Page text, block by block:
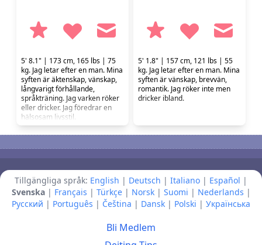
5' 8.1" | 173 cm, 165 lbs | 75
kg. Jag letar efter en man. Mina
syften är äktenskap, vänskap,
långvarigt förhållande,
språkträning. Jag varken röker
eller dricker. Jag föredrar en
hälsosam livsstil.
5' 1.8" | 157 cm, 121 lbs | 55
kg. Jag letar efter en man. Mina
syften är vänskap, brevvän,
romantik. Jag röker inte men
dricker ibland.
Tillgängliga språk: English | Deutsch | Italiano | Español |
Svenska| Français | Türkçe| Norsk| Suomi | Nederlands |
Русский | Português | Čeština | Dansk | Polski | Українська
Bli Medlem